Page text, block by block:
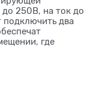
до 250В, на ток до
подключить два
где